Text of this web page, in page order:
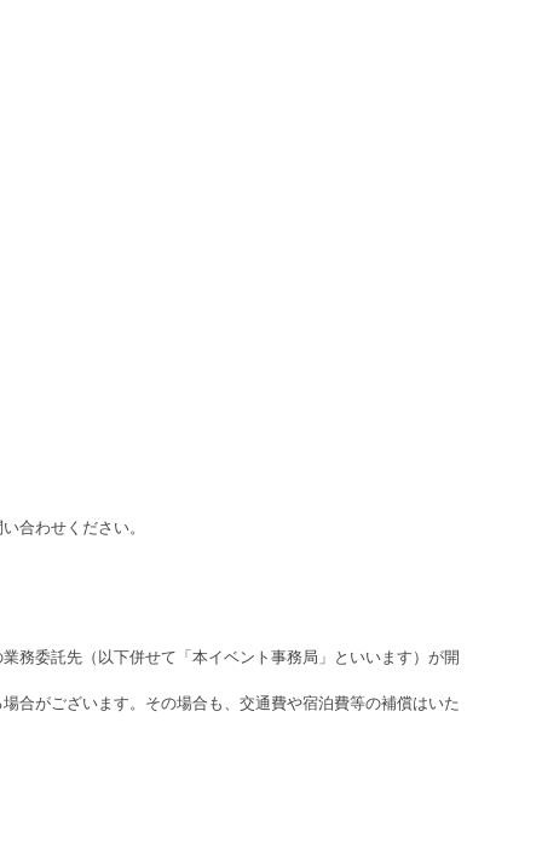
合わせください。
務委託先（以下併せて「本イベント事務局」といいます）が開
合がございます。その場合も、交通費や宿泊費等の補償はいた